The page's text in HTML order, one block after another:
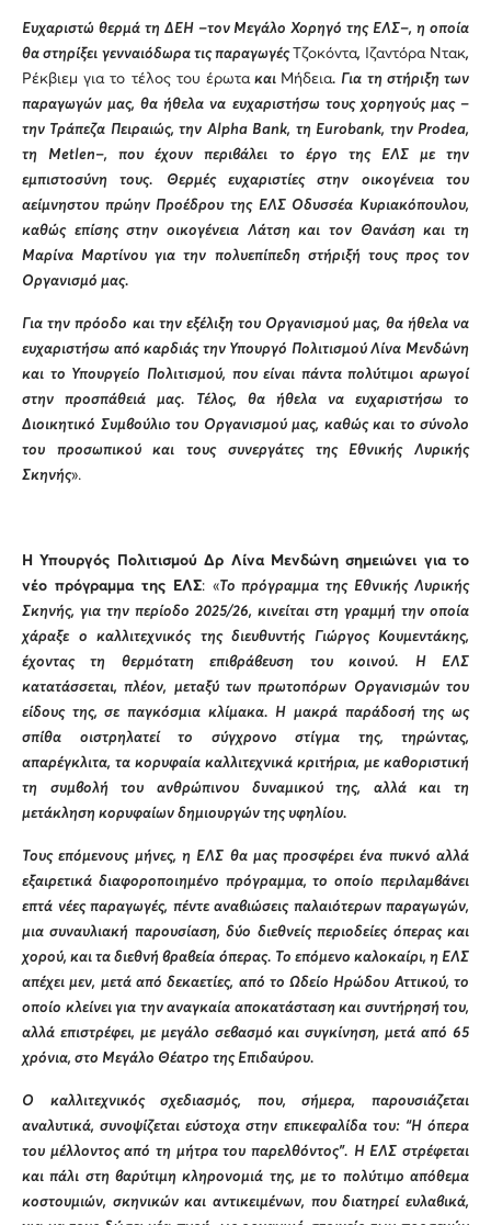
Ευχαριστώ θερμά τη ΔΕΗ –τον Μεγάλο Χορηγό της ΕΛΣ–, η οποία
θα στηρίξει γενναιόδωρα τις παραγωγές Τζοκόντα, Ιζαντόρα Ντακ,
Ρέκβιεμ για το τέλος του έρωτακαι Μήδεια. Για τη στήριξη των
παραγωγών μας, θα ήθελα να ευχαριστήσω τους χορηγούς μας –
την Τράπεζα Πειραιώς, την Alpha Bank, τη Eurobank, την Prodea,
τη Metlen–, που έχουν περιβάλει το έργο της ΕΛΣ με την
εμπιστοσύνη τους. Θερμές ευχαριστίες στην οικογένεια του
αείμνηστου πρώην Προέδρου της ΕΛΣ Οδυσσέα Κυριακόπουλου,
καθώς επίσης στην οικογένεια Λάτση και τον Θανάση και τη
Μαρίνα Μαρτίνου για την πολυεπίπεδη στήριξή τους προς τον
Οργανισμό μας.
Για την πρόοδο και την εξέλιξη του Οργανισμού μας, θα ήθελα να
ευχαριστήσω από καρδιάς την Υπουργό Πολιτισμού Λίνα Μενδώνη
και το Υπουργείο Πολιτισμού, που είναι πάντα πολύτιμοι αρωγοί
στην προσπάθειά μας. Τέλος, θα ήθελα να ευχαριστήσω το
Διοικητικό Συμβούλιο του Οργανισμού μας, καθώς και το σύνολο
του προσωπικού και τους συνεργάτες της Εθνικής Λυρικής
Σκηνής».
Η Υπουργός Πολιτισμού Δρ Λίνα Μενδώνη σημειώνει για το
νέο πρόγραμμα της ΕΛΣ: «Το πρόγραμμα της Εθνικής Λυρικής
Σκηνής, για την περίοδο 2025/26, κινείται στη γραμμή την οποία
χάραξε ο καλλιτεχνικός της διευθυντής Γιώργος Κουμεντάκης,
έχοντας τη θερμότατη επιβράβευση του κοινού. Η ΕΛΣ
κατατάσσεται, πλέον, μεταξύ των πρωτοπόρων Οργανισμών του
είδους της, σε παγκόσμια κλίμακα. Η μακρά παράδοσή της ως
σπίθα οιστρηλατεί το σύγχρονο στίγμα της, τηρώντας,
απαρέγκλιτα, τα κορυφαία καλλιτεχνικά κριτήρια, με καθοριστική
τη συμβολή του ανθρώπινου δυναμικού της, αλλά και τη
μετάκληση κορυφαίων δημιουργών της υφηλίου.
Τους επόμενους μήνες, η ΕΛΣ θα μας προσφέρει ένα πυκνό αλλά
εξαιρετικά διαφοροποιημένο πρόγραμμα, το οποίο περιλαμβάνει
επτά νέες παραγωγές, πέντε αναβιώσεις παλαιότερων παραγωγών,
μια συναυλιακή παρουσίαση, δύο διεθνείς περιοδείες όπερας και
χορού, και τα διεθνή βραβεία όπερας. Το επόμενο καλοκαίρι, η ΕΛΣ
απέχει μεν, μετά από δεκαετίες, από το Ωδείο Ηρώδου Αττικού, το
οποίο κλείνει για την αναγκαία αποκατάσταση και συντήρησή του,
αλλά επιστρέφει, με μεγάλο σεβασμό και συγκίνηση, μετά από 65
χρόνια, στο Μεγάλο Θέατρο της Επιδαύρου.
Ο καλλιτεχνικός σχεδιασμός, που, σήμερα, παρουσιάζεται
αναλυτικά, συνοψίζεται εύστοχα στην επικεφαλίδα του: “Η όπερα
του μέλλοντος από τη μήτρα του παρελθόντος”. Η ΕΛΣ στρέφεται
και πάλι στη βαρύτιμη κληρονομιά της, με το πολύτιμο απόθεμα
κοστουμιών, σκηνικών και αντικειμένων, που διατηρεί ευλαβικά,